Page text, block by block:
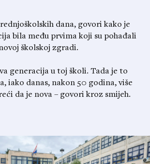
dana, govori kako je
bila među prvima koji su pohađali
školskoj zgradi.
generacija u toj školi. Tada je to
iako danas, nakon 50 godina, više
da je nova – govori kroz smijeh.